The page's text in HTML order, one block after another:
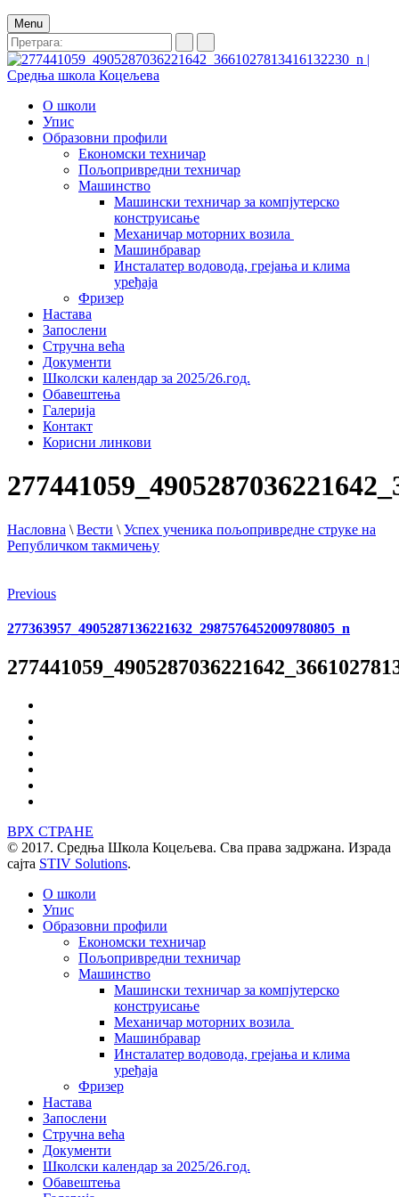
Menu
О школи
Упис
Образовни профили
Економски техничар
Пољопривредни техничар
Машинство
Машински техничар за компјутерско
конструисање
Механичар моторних возила
Машинбравар
Инсталатер водовода, грејања и клима
уређаја
Фризер
Настава
Запослени
Стручна већа
Документи
Школски календар за 2025/26.год.
Обавештења
Галерија
Контакт
Корисни линкови
Насловна \ Вести \ Успех ученика пољопривредне струке на
Републичком такмичењу
Previous
277363957_4905287136221632_2987576452009780805_n
ВРХ СТРАНЕ
© 2017. Средња Школа Коцељева. Сва права задржана. Израда
сајта STIV Solutions.
О школи
Упис
Образовни профили
Економски техничар
Пољопривредни техничар
Машинство
Машински техничар за компјутерско
конструисање
Механичар моторних возила
Машинбравар
Инсталатер водовода, грејања и клима
уређаја
Фризер
Настава
Запослени
Стручна већа
Документи
Школски календар за 2025/26.год.
Обавештења